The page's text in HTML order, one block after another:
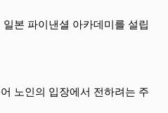
본 파이낸셜 아카데미를 설립
노인의 입장에서 전하려는 주